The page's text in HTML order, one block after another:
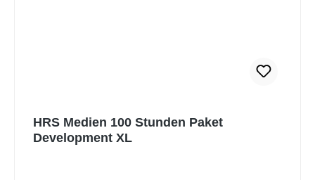
HRS Medien 100 Stunden Paket
Development XL